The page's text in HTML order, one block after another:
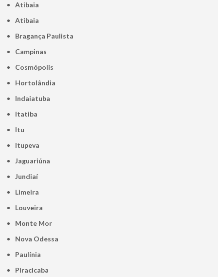
Atibaia
Atibaia
Bragança Paulista
Campinas
Cosmópolis
Hortolândia
Indaiatuba
Itatiba
Itu
Itupeva
Jaguariúna
Jundiaí
Limeira
Louveira
Monte Mor
Nova Odessa
Paulínia
Piracicaba